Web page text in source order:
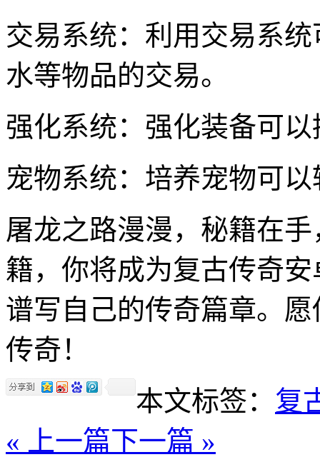
交易系统：利用交易系
水等物品的交易。
强化系统：强化装备可
宠物系统：培养宠物可
屠龙之路漫漫，秘籍在
籍，你将成为复古传奇
谱写自己的传奇篇章。
传奇！
本文标签： 复
« 上一篇下一篇 »